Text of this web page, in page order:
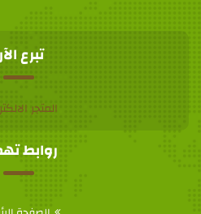
تبرع
المتجر
روابط